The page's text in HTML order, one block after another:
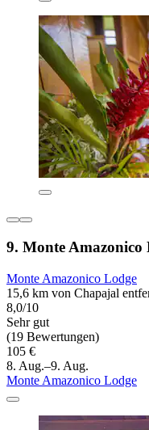
9. Monte Amazonico
Monte Amazonico Lodge
15,6 km von Chapajal
8,0/10
Sehr gut
(19 Bewertungen)
105 €
8. Aug.–9. Aug.
Monte Amazonico Lodge